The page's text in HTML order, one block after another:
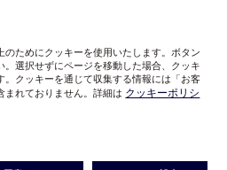
のためにクッキーを使用いたします。ボタン
。選択せずにページを移動した場合、クッキ
。クッキーを通じて収集する情報には「お客
まれておりません。詳細は クッキーポリシ